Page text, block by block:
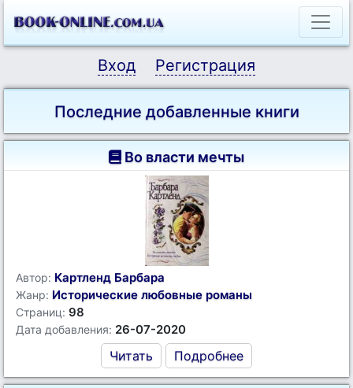
Вход Регистрация
Последние добавленные книги
Во власти мечты
Автор: Картленд Барбара
Жанр: Исторические любовные романы
Страниц: 98
Дата добавления: 26-07-2020
Читать Подробнее